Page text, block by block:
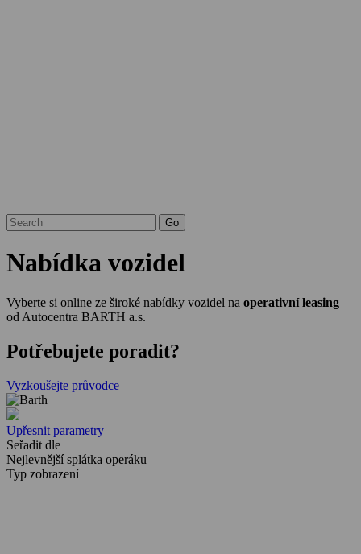
Nabídka vozidel
Vyberte si online ze široké nabídky vozidel na operativní leasing
od Autocentra BARTH a.s.
Potřebujete poradit?
Vyzkoušejte průvodce
Upřesnit parametry
Seřadit dle
Nejlevnější splátka operáku
Typ zobrazení